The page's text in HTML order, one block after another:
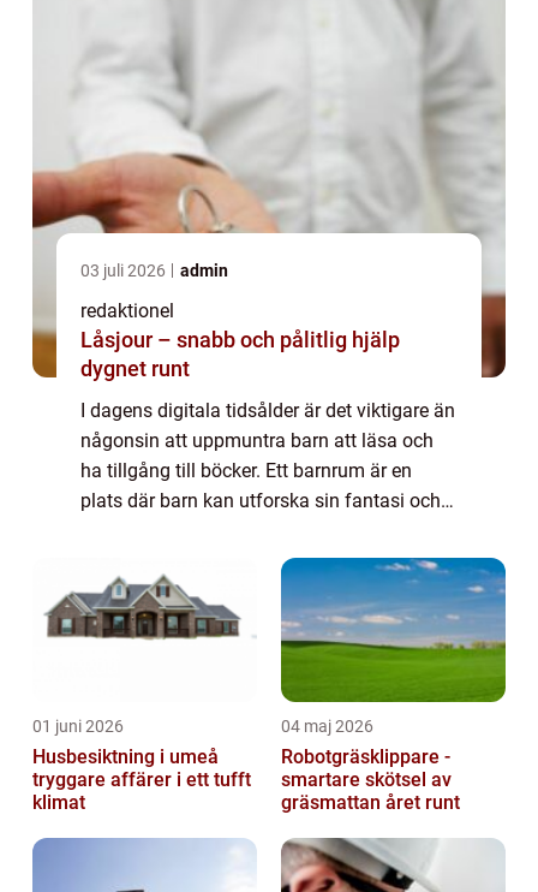
03 juli 2026 admin
redaktionel
Låsjour – snabb och pålitlig hjälp
dygnet runt
I dagens digitala tidsålder är det viktigare än
någonsin att uppmuntra barn att läsa och
ha tillgång till böcker. Ett barnrum är en
plats där barn kan utforska sin fantasi och
barnrum är bokförvaringen, som in...
01 juni 2026
Husbesiktning i umeå
tryggare affärer i ett tufft
klimat
04 maj 2026
Robotgräsklippare -
smartare skötsel av
gräsmattan året runt